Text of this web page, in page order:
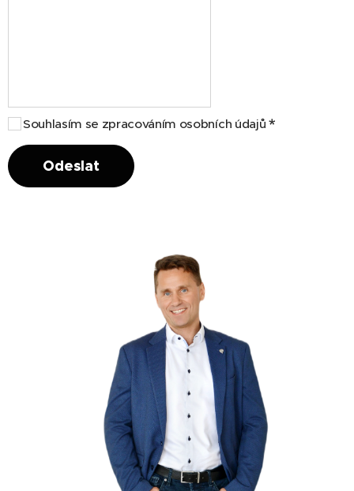
Souhlasím se zpracováním osobních údajů
Odeslat